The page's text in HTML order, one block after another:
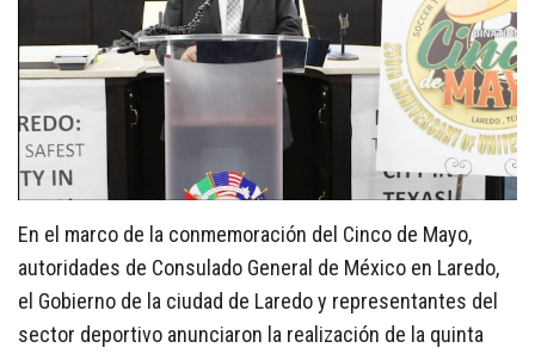
En el marco de la conmemoración del Cinco de Mayo,
autoridades de Consulado General de México en Laredo,
el Gobierno de la ciudad de Laredo y representantes del
sector deportivo anunciaron la realización de la quinta